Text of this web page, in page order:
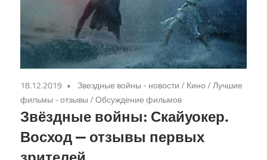
18.12.2019 Звездные войны - новости/ Кино/Лучшие
фильмы - отзывы/Обсуждение фильмов
Звёздные войны: Скайуокер.
Восход — отзывы первых